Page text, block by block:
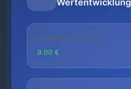
Wertentwicklung
NIEDRIGSTER PREIS
9.00 €